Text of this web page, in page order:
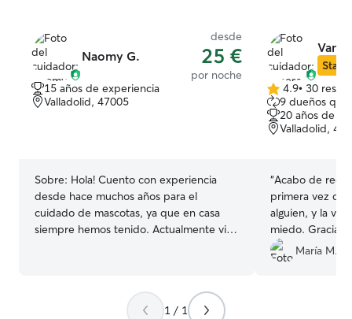
Naomy G.
desde
25 €
por noche
15 años de experiencia
Valladolid, 47005
Sobre: Hola! Cuento con experiencia
desde hace muchos años para el
cuidado de mascotas, ya que en casa
siempre hemos tenido. Actualmente vivo
mascotas. Tu mascota se sentirá como en
Star
4.9
de
5
estrellas
4.9• 30
9 dueños
20 años de
Valladolid,
“Acabo de
primera vez
alguien, y la
miedo. Gracias
contrario, me
vídeos de la
María M.
1 / 1